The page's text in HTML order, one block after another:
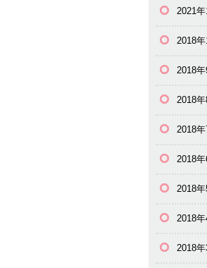
2021年
2018年
2018年
2018年
2018年
2018年
2018年
2018年
2018年